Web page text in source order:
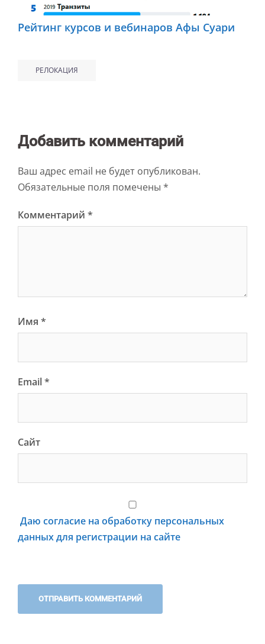
Рейтинг курсов и вебинаров Афы Суари
РЕЛОКАЦИЯ
Добавить комментарий
Ваш адрес email не будет опубликован.
Обязательные поля помечены *
Комментарий *
Имя *
Email*
Сайт
Даю согласие на обработку персональных
данных для регистрации на сайте